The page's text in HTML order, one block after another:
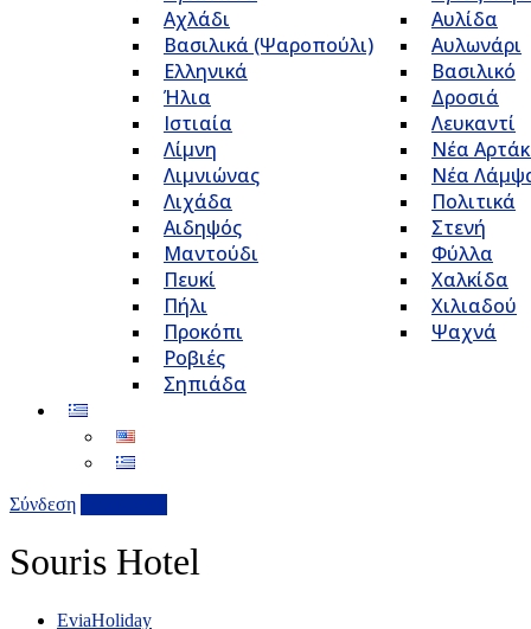
Αχλάδι
Βασιλικά (Ψαροπούλι)
Ελληνικά
Ήλια
Ιστιαία
Λίμνη
Λιμνιώνας
Λιχάδα
Αιδηψός
Μαντούδι
Πευκί
Πήλι
Προκόπι
Ροβιές
Σηπιάδα
Αυλίδα
Αυλωνάρι
Βασιλικό
Δροσιά
Λευκαντί
Νέα
Νέα
Πολιτικά
Στενή
Φύλλα
Χαλκίδα
Χιλιαδού
Ψαχνά
Σύνδεση
Souris Hotel
EviaHoliday